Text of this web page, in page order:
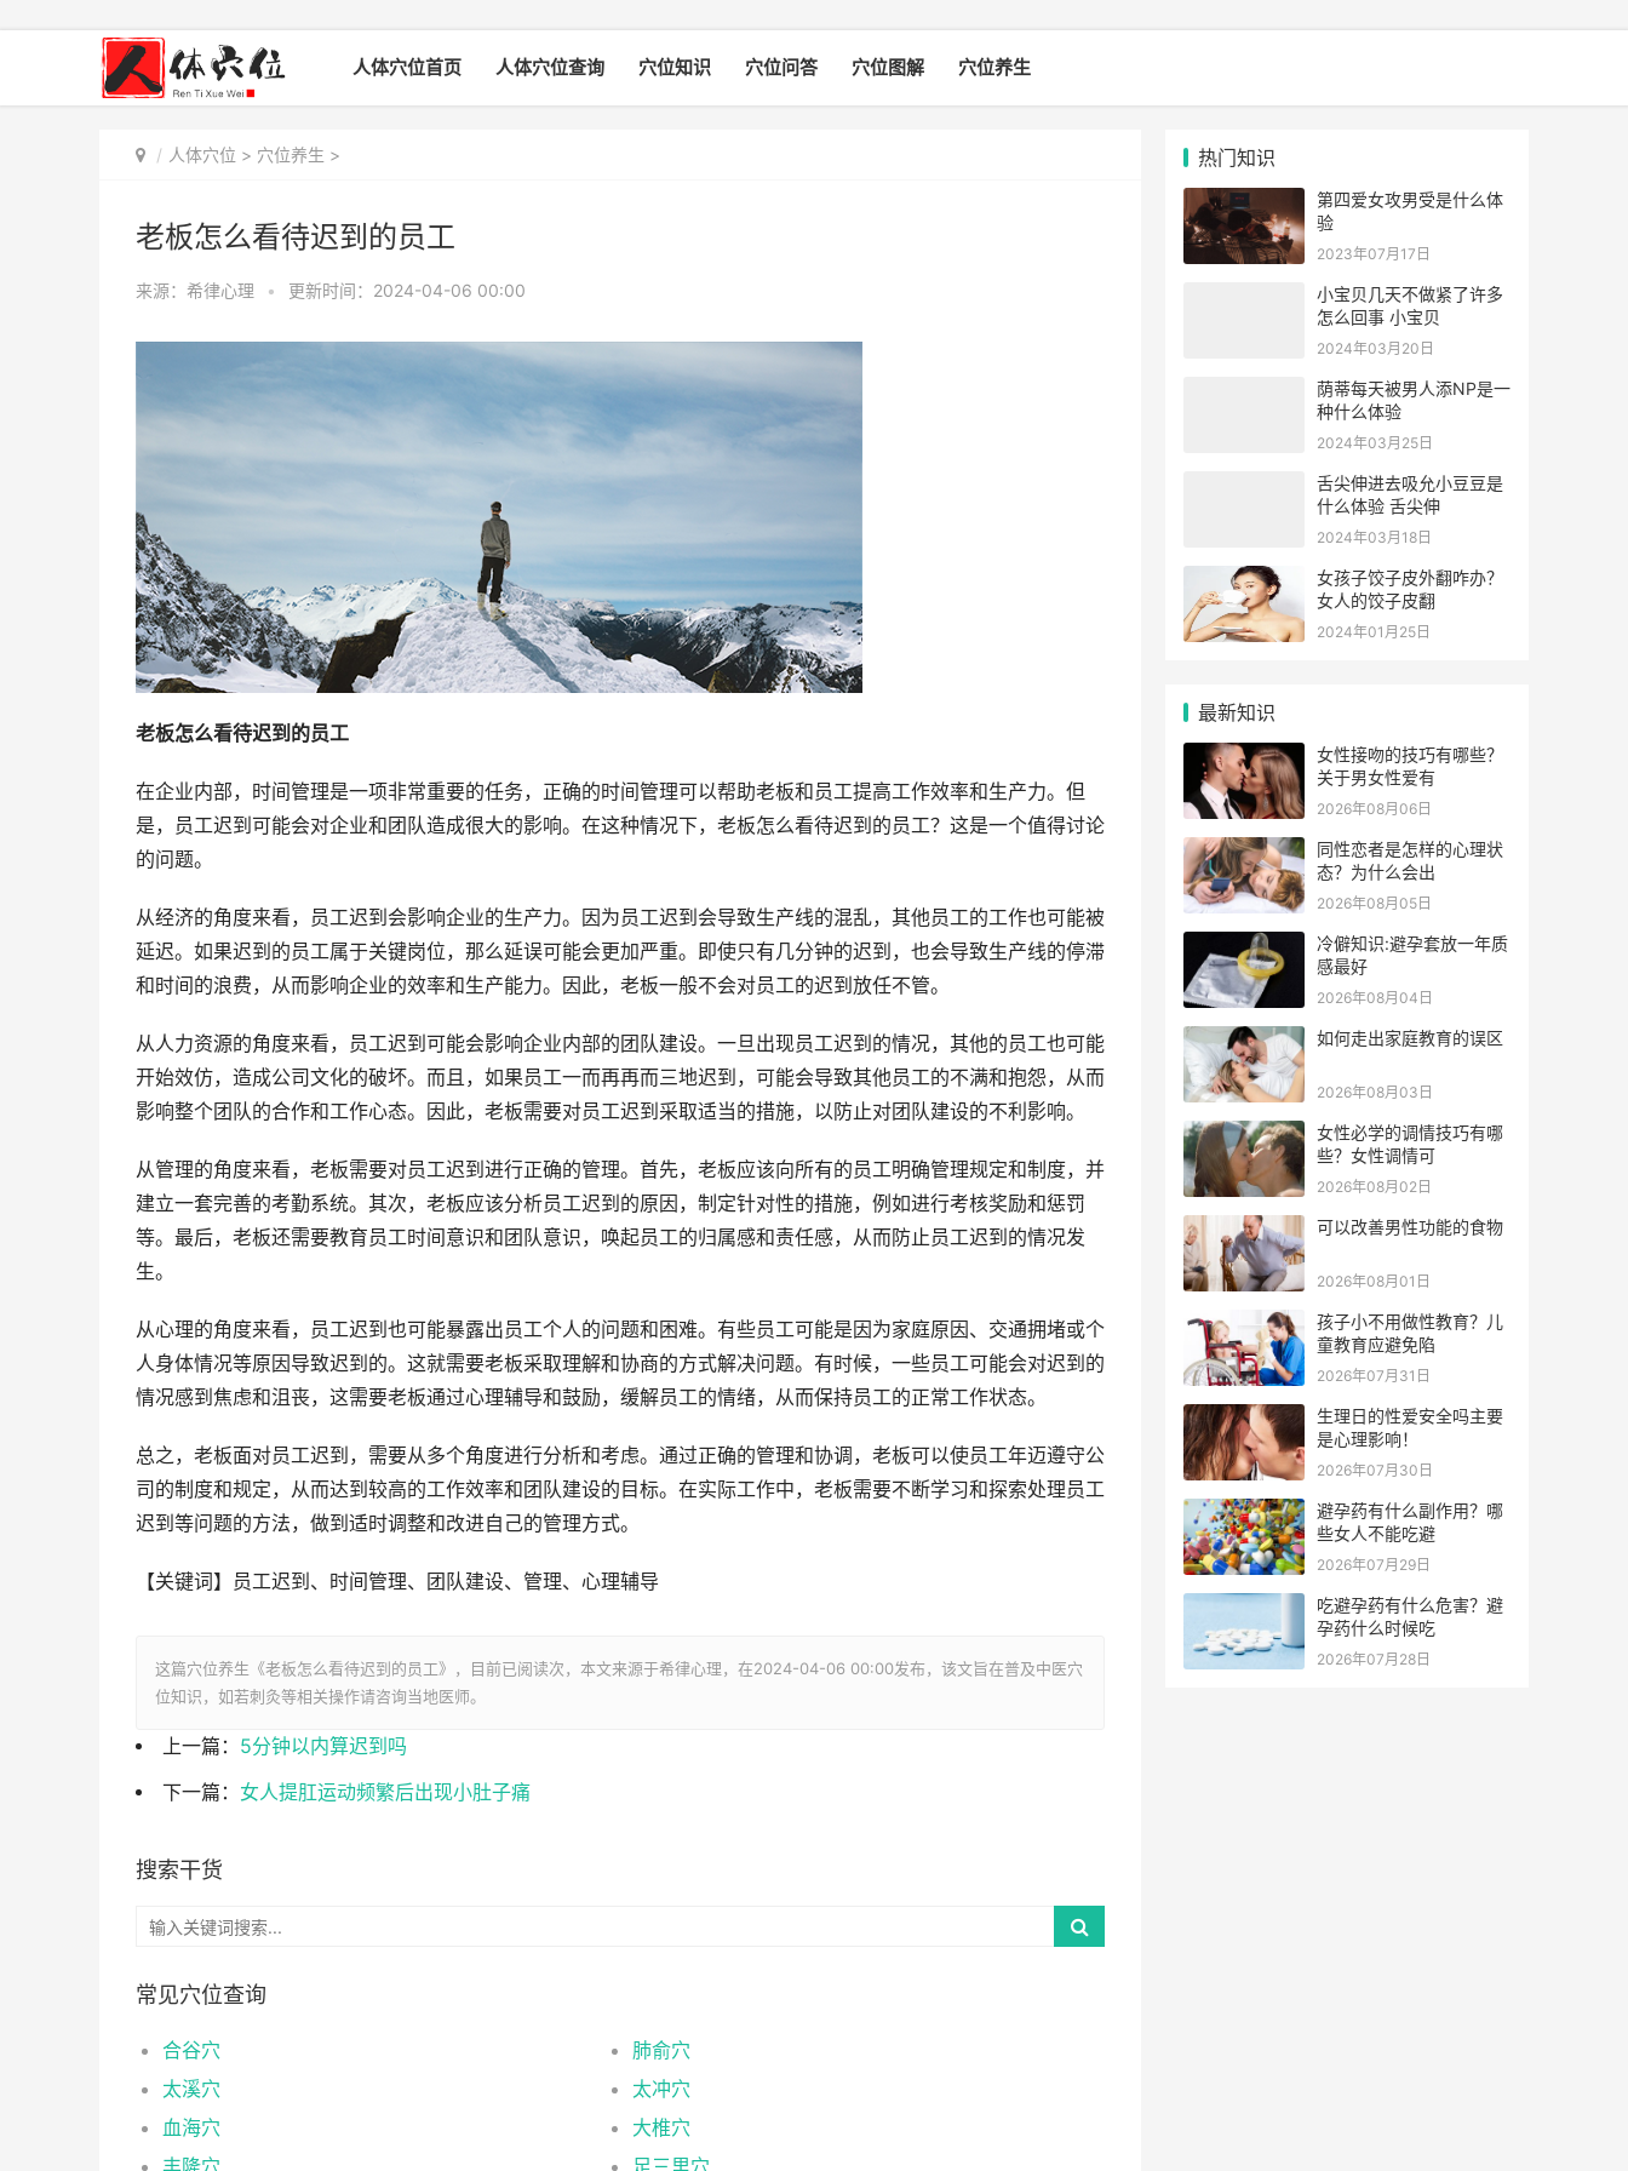
人体穴位首页 人体穴位查询 穴位知识 穴位问答 穴位图解 穴位养生
人体穴位 > 穴位养生 >
老板怎么看待迟到的员工
来源：希律心理 • 更新时间：2024-04-06 00:00
老板怎么看待迟到的员工
在企业内部，时间管理是一项非常重要的任务，正确的时间管理可以帮助老板和员工提高工作效率和生产力。但
是，员工迟到可能会对企业和团队造成很大的影响。在这种情况下，老板怎么看待迟到的员工？这是一个值得讨论
的问题。
从经济的角度来看，员工迟到会影响企业的生产力。因为员工迟到会导致生产线的混乱，其他员工的工作也可能被
延迟。如果迟到的员工属于关键岗位，那么延误可能会更加严重。即使只有几分钟的迟到，也会导致生产线的停滞
和时间的浪费，从而影响企业的效率和生产能力。因此，老板一般不会对员工的迟到放任不管。
从人力资源的角度来看，员工迟到可能会影响企业内部的团队建设。一旦出现员工迟到的情况，其他的员工也可能
开始效仿，造成公司文化的破坏。而且，如果员工一而再再而三地迟到，可能会导致其他员工的不满和抱怨，从而
影响整个团队的合作和工作心态。因此，老板需要对员工迟到采取适当的措施，以防止对团队建设的不利影响。
从管理的角度来看，老板需要对员工迟到进行正确的管理。首先，老板应该向所有的员工明确管理规定和制度，并
建立一套完善的考勤系统。其次，老板应该分析员工迟到的原因，制定针对性的措施，例如进行考核奖励和惩罚
等。最后，老板还需要教育员工时间意识和团队意识，唤起员工的归属感和责任感，从而防止员工迟到的情况发
生。
从心理的角度来看，员工迟到也可能暴露出员工个人的问题和困难。有些员工可能是因为家庭原因、交通拥堵或个
人身体情况等原因导致迟到的。这就需要老板采取理解和协商的方式解决问题。有时候，一些员工可能会对迟到的
情况感到焦虑和沮丧，这需要老板通过心理辅导和鼓励，缓解员工的情绪，从而保持员工的正常工作状态。
总之，老板面对员工迟到，需要从多个角度进行分析和考虑。通过正确的管理和协调，老板可以使员工年迈遵守公
司的制度和规定，从而达到较高的工作效率和团队建设的目标。在实际工作中，老板需要不断学习和探索处理员工
迟到等问题的方法，做到适时调整和改进自己的管理方式。
【关键词】员工迟到、时间管理、团队建设、管理、心理辅导
这篇穴位养生《老板怎么看待迟到的员工》，目前已阅读次，本文来源于希律心理，在2024-04-06 00:00发布，该文旨在普及中医穴
位知识，如若刺灸等相关操作请咨询当地医师。
上一篇： 5分钟以内算迟到吗
下一篇： 女人提肛运动频繁后出现小肚子痛
搜索干货
常见穴位查询
合谷穴
肺俞穴
太溪穴
太冲穴
血海穴
大椎穴
丰隆穴
足三里穴
热门知识
第四爱女攻男受是什么体
验
2023年07月17日
小宝贝几天不做紧了许多
怎么回事 小宝贝
2024年03月20日
荫蒂每天被男人添NP是一
种什么体验
2024年03月25日
舌尖伸进去吸允小豆豆是
什么体验 舌尖伸
2024年03月18日
女孩子饺子皮外翻咋办？
女人的饺子皮翻
2024年01月25日
最新知识
女性接吻的技巧有哪些？
关于男女性爱有
2026年08月06日
同性恋者是怎样的心理状
态？为什么会出
2026年08月05日
冷僻知识:避孕套放一年质
感最好
2026年08月04日
如何走出家庭教育的误区
2026年08月03日
女性必学的调情技巧有哪
些？女性调情可
2026年08月02日
可以改善男性功能的食物
2026年08月01日
孩子小不用做性教育？儿
童教育应避免陷
2026年07月31日
生理日的性爱安全吗主要
是心理影响！
2026年07月30日
避孕药有什么副作用？哪
些女人不能吃避
2026年07月29日
吃避孕药有什么危害？避
孕药什么时候吃
2026年07月28日